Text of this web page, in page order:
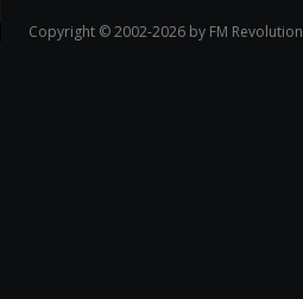
Copyright © 2002-2026 by FM Revolution